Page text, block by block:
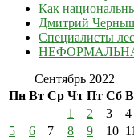
Как
Дмитрий
Специалисты
Сентябрь 2022
Пн Вт Ср Чт Пт Сб
1
2 3
4
5
6 7 8 9 10 11